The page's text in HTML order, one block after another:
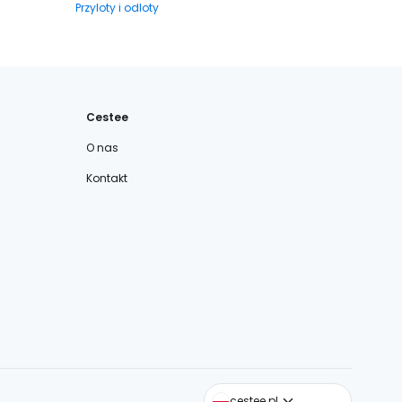
Przyloty i odloty
Cestee
O nas
Kontakt
cestee.com